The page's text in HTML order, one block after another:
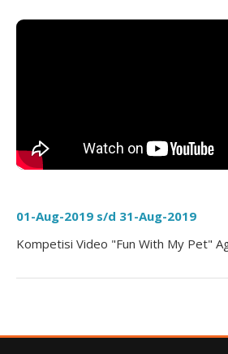
01-Aug-2019 s/d 31-Aug-2019
Kompetisi Video "Fun With My Pet"